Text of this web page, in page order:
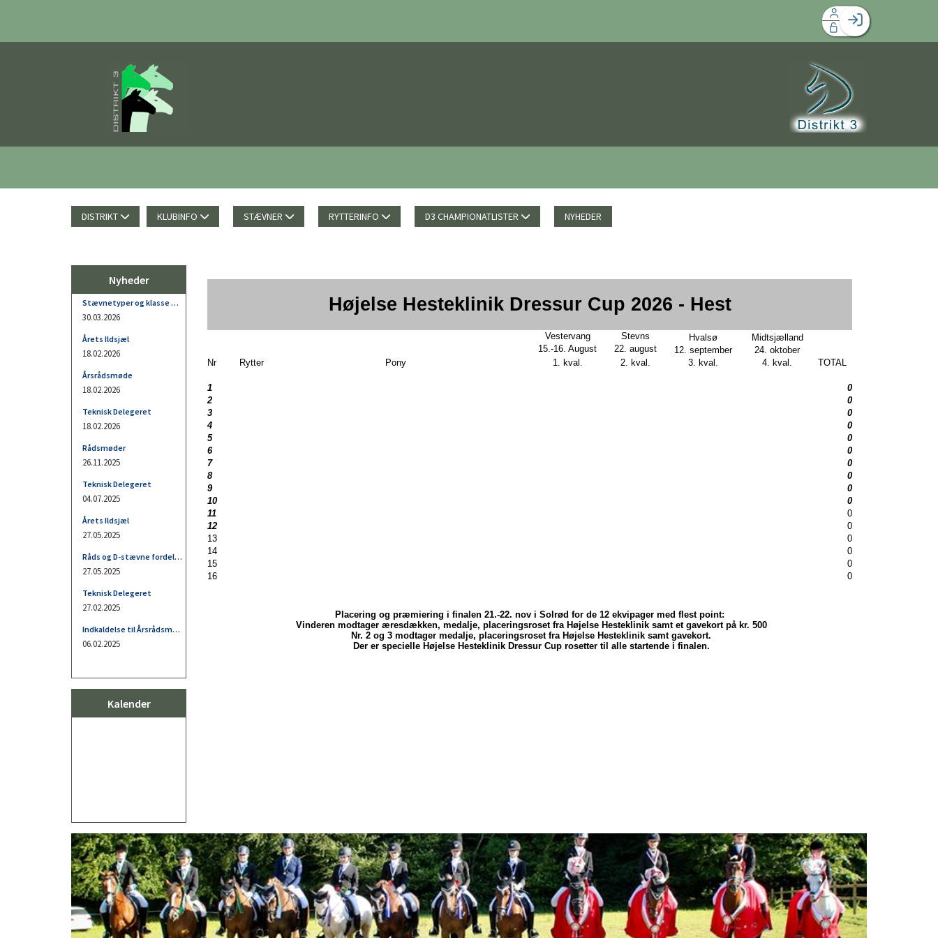
Facebook login
DISTRIKT KLUBINFO STÆVNER RYTTERINFO D3 CHAMPIONATLISTER NYHEDER
Nyheder
Kalender
Højelse Hesteklinik Dressur Cup 2026 - Hest
Vestervang Stevns Hvalsø
Midtsjælland
15.-16. August
22. august 12. september
24. oktober
Nr
Rytter Pony 1. kval. 2. kval. 3. kval. 4. kval. TOTAL
1
0
2
0
3
0
4
0
5
0
6
0
7
0
8
0
9
0
10
0
11
0
12
0
13
0
14
0
15
0
16
0
Placering og præmiering i finalen 21.-22. nov i Solrød for de 12 ekvipager med flest point:
Vinderen modtager æresdækken, medalje, placeringsroset fra Højelse Hesteklinik samt et gavekort på kr. 500
Nr. 2 og 3 modtager medalje, placeringsroset fra Højelse Hesteklinik samt gavekort.
Der er specielle Højelse Hesteklinik Dressur Cup rosetter til alle startende i finalen.